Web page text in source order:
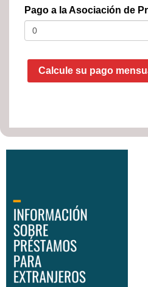
Pago a la Asociación de
Calcule su pago